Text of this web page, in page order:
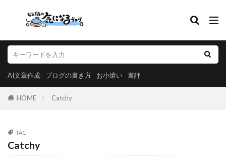
AI文章作成 ブログの書き方 お小遣い 書評
HOME Catchy
TAG
Catchy